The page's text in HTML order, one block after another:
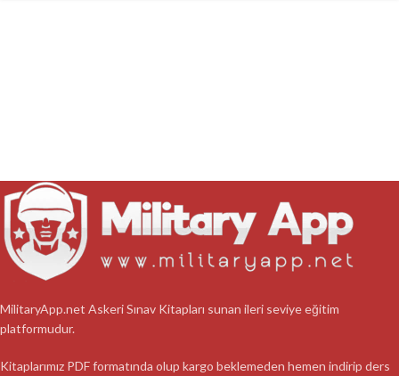
MilitaryApp.net Askeri Sınav Kitapları sunan ileri seviye eğitim
platformudur.
Kitaplarımız PDF formatında olup kargo beklemeden hemen indirip ders